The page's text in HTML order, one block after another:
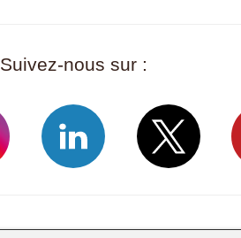
Suivez-nous sur :